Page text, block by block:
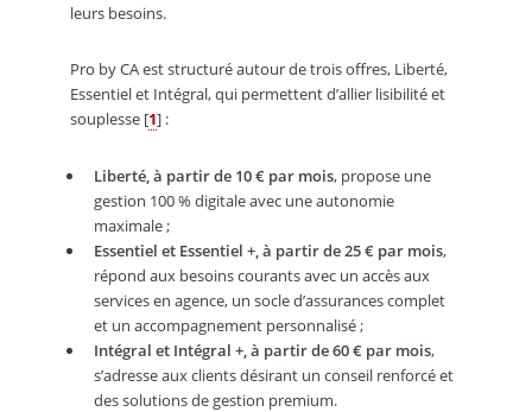
leurs besoins.
Pro by CA est structuré autour de trois offres, Liberté,
Essentiel et Intégral, qui permettent d’allier lisibilité et
souplesse[1]:
Liberté, à partir de 10 € par mois, propose une
gestion 100 % digitale avec une autonomie
maximale ;
Essentiel et Essentiel +, à partir de 25 € par mois,
répond aux besoins courants avec un accès aux
services en agence, un socle d’assurances complet
et un accompagnement personnalisé ;
Intégral et Intégral +, à partir de 60 € par mois,
s’adresse aux clients désirant un conseil renforcé et
des solutions de gestion premium.